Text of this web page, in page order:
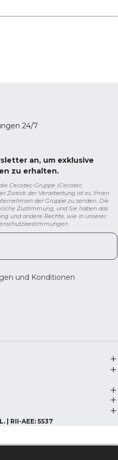
24/7
an, um exklusive
zu erhalten.
Cecotec-Gruppe (Cecotec
Zweck der Verarbeitung ist es, Ihnen
der Gruppe zu senden. Die
Zustimmung, und Sie haben das
und andere Rechte, wie in unserer
und Konditionen
| RII-AEE: 5537